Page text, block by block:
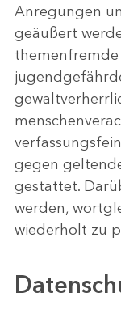
Anregungen
geäußert
gegen
gestattet.
werden,
wiederholt zu